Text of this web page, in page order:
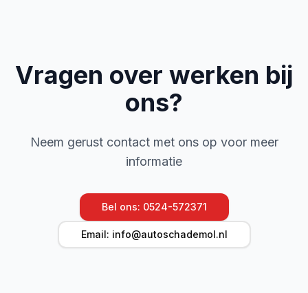
Vragen over werken bij
ons?
Neem gerust contact met ons op voor meer
informatie
Bel ons: 0524-572371
Email: info@autoschademol.nl